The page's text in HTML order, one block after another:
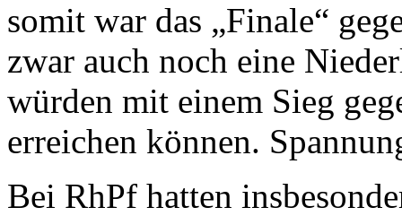
somit war das „Finale“
zwar auch noch eine
würden mit einem Sieg
erreichen können.
Bei RhPf hatten